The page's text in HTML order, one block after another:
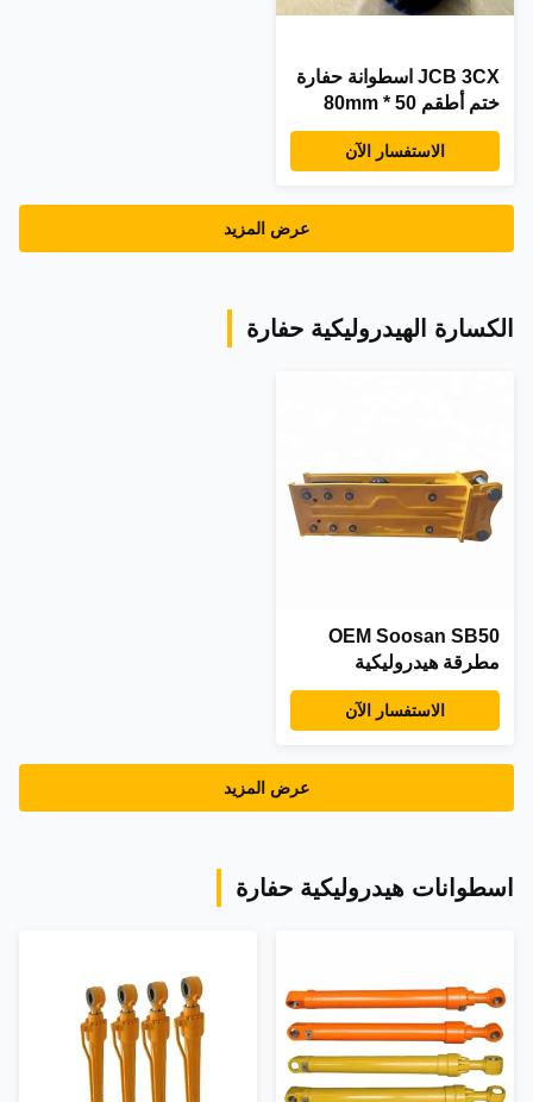
JCB 3CX اسطوانة حفارة
ختم أطقم 50 * 80mm
الجزء رقم 991/00102
99100102الاستفسار الآن
عرض المزيد
الكسارة الهيدروليكية حفارة
OEM Soosan SB50
مطرقة هيدروليكية
XUGONG HSB-100
Excavator Rock
الاستفسار الآن
عرض المزيد
اسطوانات هيدروليكية حفارة